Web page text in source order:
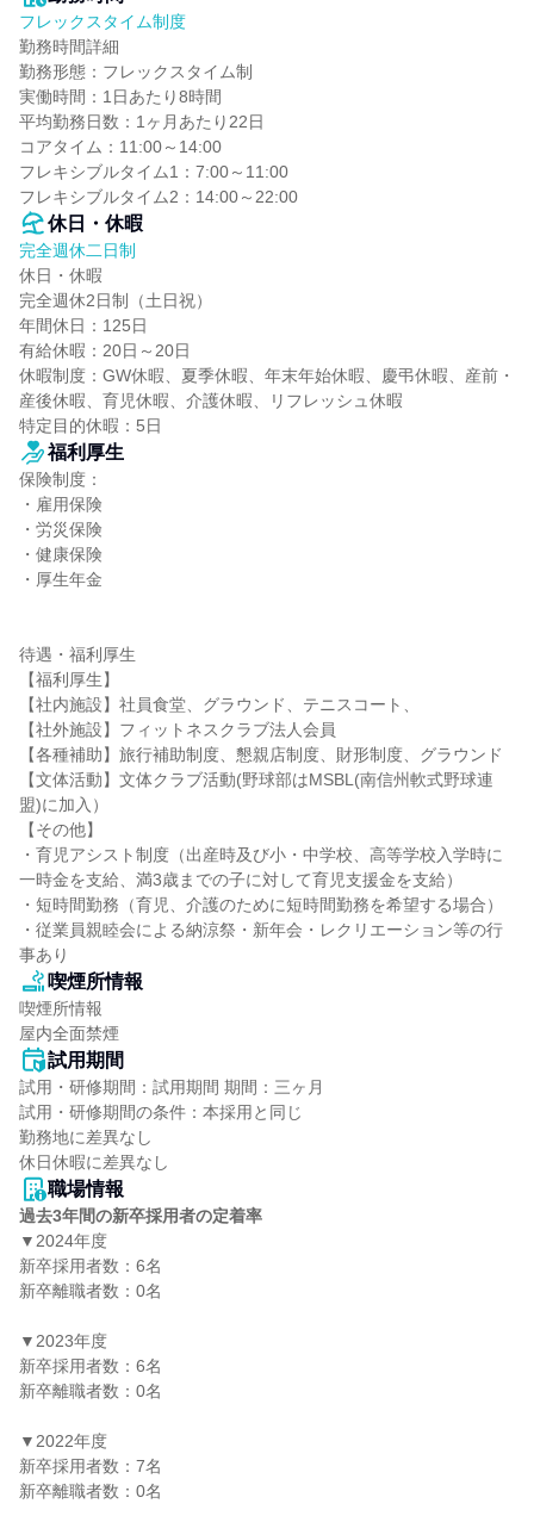
フレックスタイム制度
勤務時間詳細
勤務形態：フレックスタイム制
実働時間：1日あたり8時間
平均勤務日数：1ヶ月あたり22日
コアタイム：11:00～14:00
フレキシブルタイム1：7:00～11:00
フレキシブルタイム2：14:00～22:00
休日・休暇
完全週休二日制
休日・休暇
完全週休2日制（土日祝）
年間休日：125日
有給休暇：20日～20日
休暇制度：GW休暇、夏季休暇、年末年始休暇、慶弔休暇、産前・
産後休暇、育児休暇、介護休暇、リフレッシュ休暇
特定目的休暇：5日
福利厚生
保険制度：
・雇用保険
・労災保険
・健康保険
・厚生年金
待遇・福利厚生
【福利厚生】
【社内施設】社員食堂、グラウンド、テニスコート、
【社外施設】フィットネスクラブ法人会員
【各種補助】旅行補助制度、懇親店制度、財形制度、グラウンド
【文体活動】文体クラブ活動(野球部はMSBL(南信州軟式野球連
盟)に加入）
【その他】
・育児アシスト制度（出産時及び小・中学校、高等学校入学時に
一時金を支給、満3歳までの子に対して育児支援金を支給）
・短時間勤務（育児、介護のために短時間勤務を希望する場合）
・従業員親睦会による納涼祭・新年会・レクリエーション等の行
事あり
喫煙所情報
喫煙所情報
屋内全面禁煙
試用期間
試用・研修期間：試用期間 期間：三ヶ月
試用・研修期間の条件：本採用と同じ
勤務地に差異なし
職場情報
過去3年間の新卒採用者の定着率
▼2024年度
新卒採用者数：6名
新卒離職者数：0名
▼2023年度
新卒採用者数：6名
新卒離職者数：0名
▼2022年度
新卒採用者数：7名
新卒離職者数：0名